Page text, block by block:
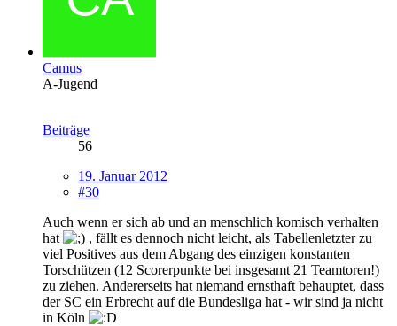
Camus
A-Jugend
Beiträge
56
19. Januar 2012
#30
Auch wenn er sich ab und an menschlich komisch verhalten
hat
, fällt es dennoch nicht leicht, als Tabellenletzter zu
viel Positives aus dem Abgang des einzigen konstanten
Torschützen (12 Scorerpunkte bei insgesamt 21 Teamtoren!)
zu ziehen. Andererseits hat niemand ernsthaft behauptet, dass
der SC ein Erbrecht auf die Bundesliga hat - wir sind ja nicht
in Köln